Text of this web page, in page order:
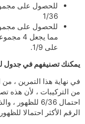
1/36
على 1/9.
يمكنك تصنيفهم في جدول
الرقم الأكثر احتمالا